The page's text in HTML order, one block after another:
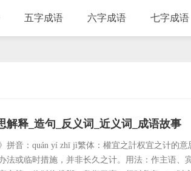
五字成语 六字成语 七字成语
解释_造句_反义词_近义词_成语故事
拼音：quán yí zhī jì繁体：權宜之計权宜之计的
法或临时措施，并非长久之计。用法：作主语、